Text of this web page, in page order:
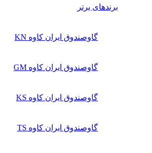
برندهای برتر
گاوصندوق ایران کاوه KN
گاوصندوق ایران کاوه GM
گاوصندوق ایران کاوه KS
گاوصندوق ایران کاوه TS